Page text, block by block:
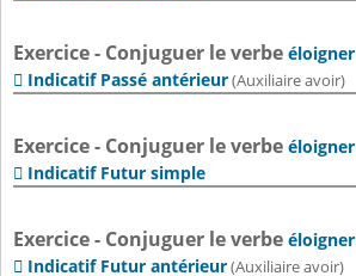
Exercice - Conjuguer le verbe éloigner
 Indicatif Passé antérieur(Auxiliaire avoir)
Exercice - Conjuguer le verbe éloigner
 Indicatif Futur simple
Exercice - Conjuguer le verbe éloigner
 Indicatif Futur antérieur(Auxiliaire avoir)